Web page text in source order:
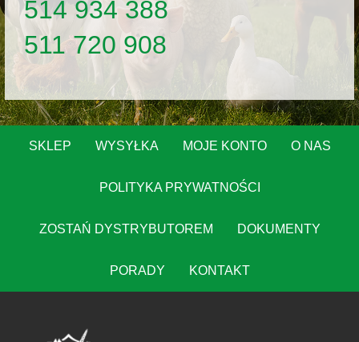
514 934 388
511 720 908
SKLEP WYSYŁKA MOJE KONTO O NAS
POLITYKA PRYWATNOŚCI
ZOSTAŃ DYSTRYBUTOREM DOKUMENTY
PORADY KONTAKT